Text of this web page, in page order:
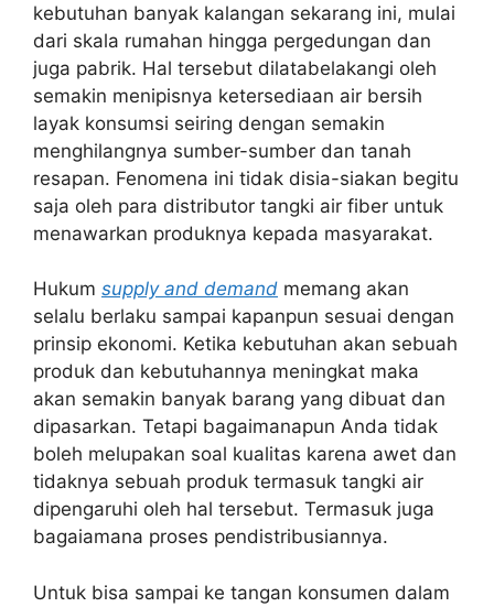
kebutuhan banyak kalangan sekarang ini, mulai
dari skala rumahan hingga pergedungan dan
juga pabrik. Hal tersebut dilatabelakangi oleh
semakin menipisnya ketersediaan air bersih
layak konsumsi seiring dengan semakin
menghilangnya sumber-sumber dan tanah
resapan. Fenomena ini tidak disia-siakan begitu
saja oleh para distributor tangki air fiber untuk
menawarkan produknya kepada masyarakat.
Hukum supply and demand memang akan
selalu berlaku sampai kapanpun sesuai dengan
prinsip ekonomi. Ketika kebutuhan akan sebuah
produk dan kebutuhannya meningkat maka
akan semakin banyak barang yang dibuat dan
dipasarkan. Tetapi bagaimanapun Anda tidak
boleh melupakan soal kualitas karena awet dan
tidaknya sebuah produk termasuk tangki air
dipengaruhi oleh hal tersebut. Termasuk juga
bagaiamana proses pendistribusiannya.
Untuk bisa sampai ke tangan konsumen dalam